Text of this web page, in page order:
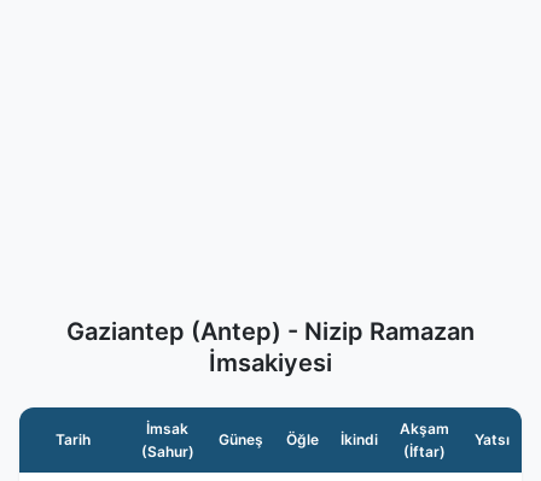
Gaziantep (Antep) - Nizip Ramazan
İmsakiyesi
Tarih
İmsak
(Sahur)
Güneş Öğle İkindi
Akşam
(İftar)
Yatsı